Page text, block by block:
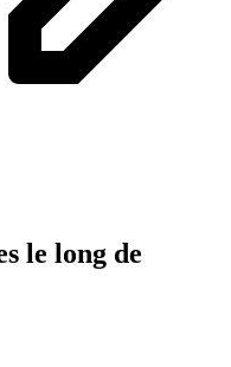
le long de